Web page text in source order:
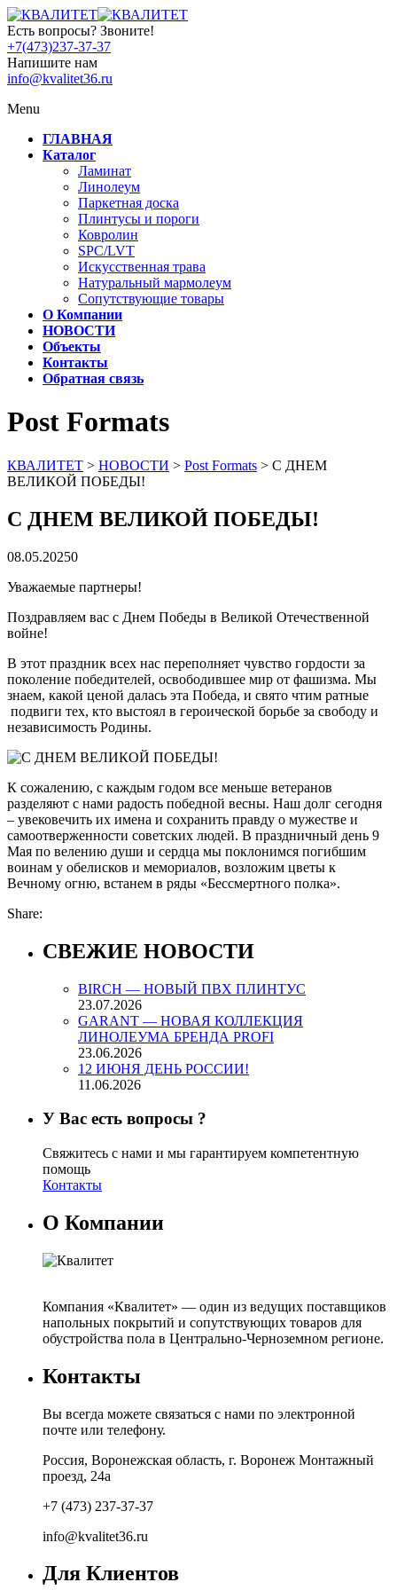
Есть вопросы? Звоните!
+7(473)237-37-37
Напишите нам
info@kvalitet36.ru
Menu
ГЛАВНАЯ
Каталог
Ламинат
Линолеум
Паркетная доска
Плинтусы и пороги
Ковролин
SPC/LVT
Искусственная трава
Натуральный мармолеум
Сопутствующие товары
О Компании
НОВОСТИ
Объекты
Контакты
Обратная связь
Post Formats
КВАЛИТЕТ > НОВОСТИ > Post Formats > С ДНЕМ
ВЕЛИКОЙ ПОБЕДЫ!
С ДНЕМ ВЕЛИКОЙ ПОБЕДЫ!
08.05.20250
Уважаемые партнеры!
Поздравляем вас с Днем Победы в Великой Отечественной
войне!
В этот праздник всех нас переполняет чувство гордости за
поколение победителей, освободившее мир от фашизма. Мы
знаем, какой ценой далась эта Победа, и свято чтим ратные
подвиги тех, кто выстоял в героической борьбе за свободу и
независимость Родины.
К сожалению, с каждым годом все меньше ветеранов
разделяют с нами радость победной весны. Наш долг сегодня
– увековечить их имена и сохранить правду о мужестве и
самоотверженности советских людей. В праздничный день 9
Мая по велению души и сердца мы поклонимся погибшим
воинам у обелисков и мемориалов, возложим цветы к
Вечному огню, встанем в ряды «Бессмертного полка».
Share:
СВЕЖИЕ НОВОСТИ
BIRCH — НОВЫЙ ПВХ ПЛИНТУС
23.07.2026
GARANT — НОВАЯ КОЛЛЕКЦИЯ
ЛИНОЛЕУМА БРЕНДА PROFI
23.06.2026
12 ИЮНЯ ДЕНЬ РОССИИ!
11.06.2026
У Вас есть вопросы ?
Свяжитесь с нами и мы гарантируем компетентную
помощь
Контакты
О Компании
Компания «Квалитет» — один из ведущих поставщиков
напольных покрытий и сопутствующих товаров для
обустройства пола в Центрально-Черноземном регионе.
Контакты
Вы всегда можете связаться с нами по электронной
почте или телефону.
Россия, Воронежская область, г. Воронеж Монтажный
проезд, 24а
+7 (473) 237-37-37
info@kvalitet36.ru
Для Клиентов